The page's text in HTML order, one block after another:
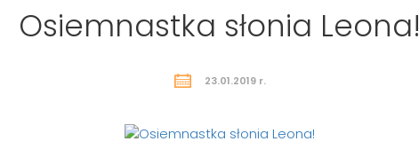
Osiemnastka słonia Leona!
23.01.2019 r.